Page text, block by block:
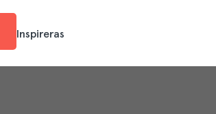
Inspireras